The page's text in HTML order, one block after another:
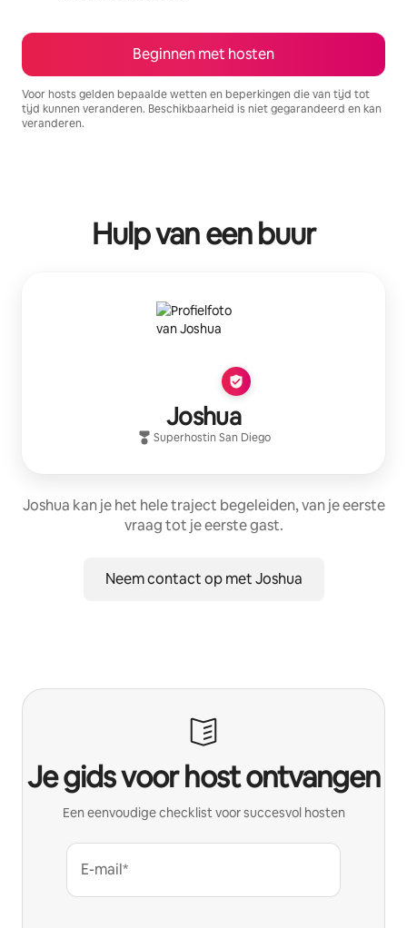
Beginnen met hosten
Voor hosts gelden bepaalde wetten en beperkingen die van tijd tot
tijd kunnen veranderen. Beschikbaarheid is niet gegarandeerd en kan
veranderen.
Hulp van een buur
Joshua
Superhostin San Diego
Joshua kan je het hele traject begeleiden, van je eerste
vraag tot je eerste gast.
Neem contact op met Joshua
Je gids voor host ontvangen
Een eenvoudige checklist voor succesvol hosten
E-mail*